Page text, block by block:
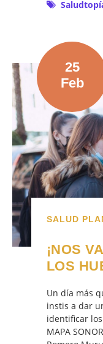
25
Feb
SALUD
¡NOS
LOS
Un día más
instis a dar
identificar
MAPA